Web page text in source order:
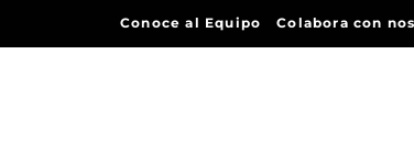
Conoce al Equipo Colabora con